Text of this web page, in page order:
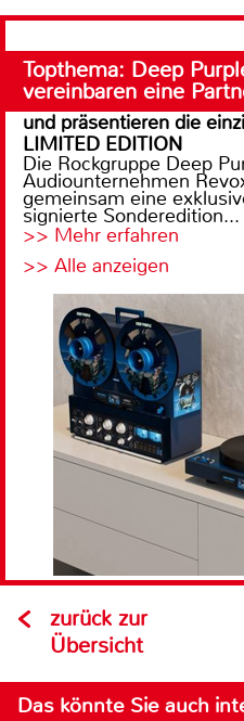
Topthema: Deep
vereinbaren eine
und präsentieren die
LIMITED EDITION
Die Rockgruppe Deep
Audiounternehmen
gemeinsam eine
signierte Sonderedition...
>> Mehr erfahren
>> Alle anzeigen
zurück zur
Übersicht
Das könnte Sie auch